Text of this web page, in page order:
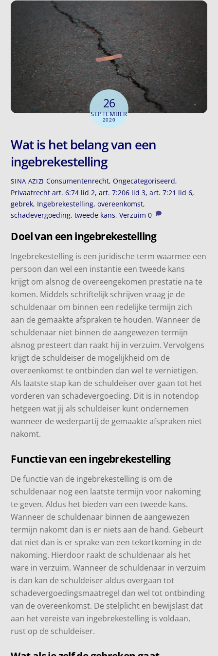
26
SEPTEMBER
2020
Wat is het belang van een
ingebrekestelling
SINA AZIZI Consumentenrecht, Ongecategoriseerd,
Privaatrecht art. 6:74 lid 2,art. 7:206 lid 3,art. 7:21 lid 6,
gebrek, Ingebrekestelling,overeenkomst,
schadevergoeding,tweede kans,Verzuim 0
Doel van een ingebrekestelling
Ingebrekestelling is een juridische term waarmee een
persoon dan wel een instantie een tweede kans
krijgt om alsnog de overeengekomen prestatie na te
komen. Middels schriftelijk schrijven vraag je de
schuldenaar om binnen een redelijke termijn zich
aan de gemaakte afspraken te houden. Wanneer de
schuldenaar niet binnen de aangewezen termijn
alsnog presteert dan raakt hij in verzuim. Vervolgens
krijgt de schuldeiser de mogelijkheid om de
overeenkomst te ontbinden dan wel te vernietigen.
Als laatste stap kan de schuldeiser over gaan tot het
vorderen van schadevergoeding. Dit is in notendop
hetgeen wat jij als schuldeiser kunt ondernemen
wanneer de wederpartij de gemaakte afspraken niet
nakomt.
Functie van een ingebrekestelling
De functie van de ingebrekestelling is om de
schuldenaar nog een laatste termijn voor nakoming
te geven. Aldus het bieden van een tweede kans.
Wanneer de schuldenaar binnen de aangewezen
termijn nakomt dan is er niets aan de hand. Gebeurt
dat niet dan is er sprake van een tekortkoming in de
nakoming. Hierdoor raakt de schuldenaar als het
ware in verzuim. Wanneer de schuldenaar in verzuim
is dan kan de schuldeiser aldus overgaan tot
schadevergoedingsmaatregel dan wel tot ontbinding
van de overeenkomst. De stelplicht en bewijslast dat
aan het vereiste van ingebrekestelling is voldaan,
rust op de schuldeiser.